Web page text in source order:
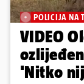
POLICIJA NA
VIDEO
'Nitko